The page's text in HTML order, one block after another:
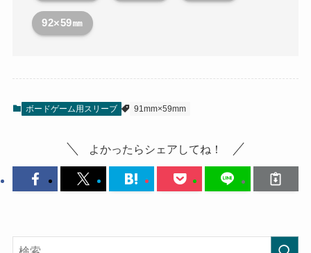
92×59㎜
ボードゲーム用スリーブ 91mm×59mm
よかったらシェアしてね！